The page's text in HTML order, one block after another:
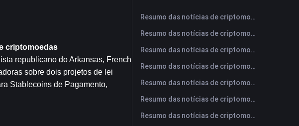
criptomoedas
republicano do Arkansas, French
sobre dois projetos de lei
Stablecoins de Pagamento,
Resumo das notícias de criptomoedas da FameEX hoje | 6 de agosto de 2026
Resumo das notícias de criptomoedas da FameEX hoje | 5 de agosto de 2026
Resumo das notícias de criptomoedas da FameEX hoje | 4 de agosto de 2026
Resumo das notícias de criptomoedas da FameEX hoje | 3 de agosto de 2026
Resumo das notícias de criptomoedas da FameEX hoje | 31 de julho de 2026
Resumo das notícias de criptomoedas da FameEX hoje | 30 de julho de 2026
Resumo das notícias de criptomoedas da FameEX hoje | 29 de julho de 2026